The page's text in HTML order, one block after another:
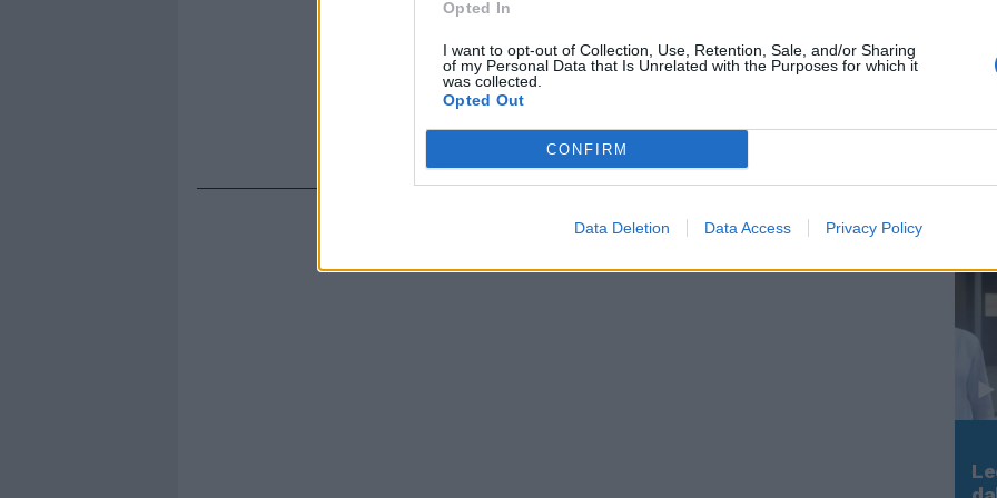
Opted In
I want to opt-out of Collection, Use, Retention, Sale, and/or Sharing
of my Personal Data that Is Unrelated with the Purposes for which it
was collected.
Opted Out
CONFIRM
Data Deletion Data Access Privacy Policy